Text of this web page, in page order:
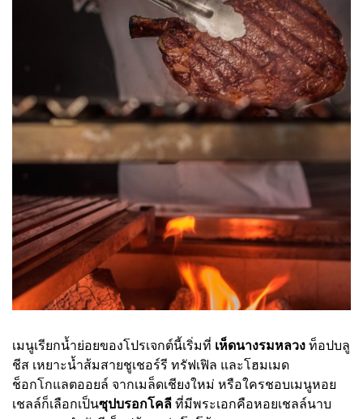
เมนูเรียกน้ำย่อยของโปรเจกต์นี้เริ่มที่ เห็ดนางรมหลวง ท็อปบลู
ชีส เหยาะน้ำส้มสายชูเชอร์รี ทรัฟเฟิล และโฮมเมด
ช็อกโกแลตออยล์ จากเมล็ดเชียงใหม่ หรือใครชอบเมนูหอย
เชลล์ก็เลือกเป็นซุปบรอกโคลี ที่มีพระเอกคือหอยเชลล์นาบ